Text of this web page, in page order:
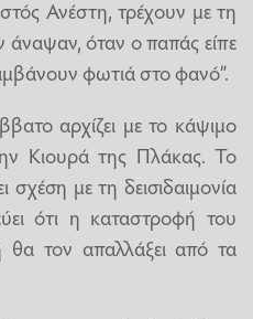
Ανέστη, τρέχουν με τη
όταν ο παπάς είπε
φωτιά στο φανό”.
αρχίζει με το κάψιμο
Κιουρά της Πλάκας. Το
σχέση με τη δεισιδαιμονία
ότι η καταστροφή του
τον απαλλάξει από τα